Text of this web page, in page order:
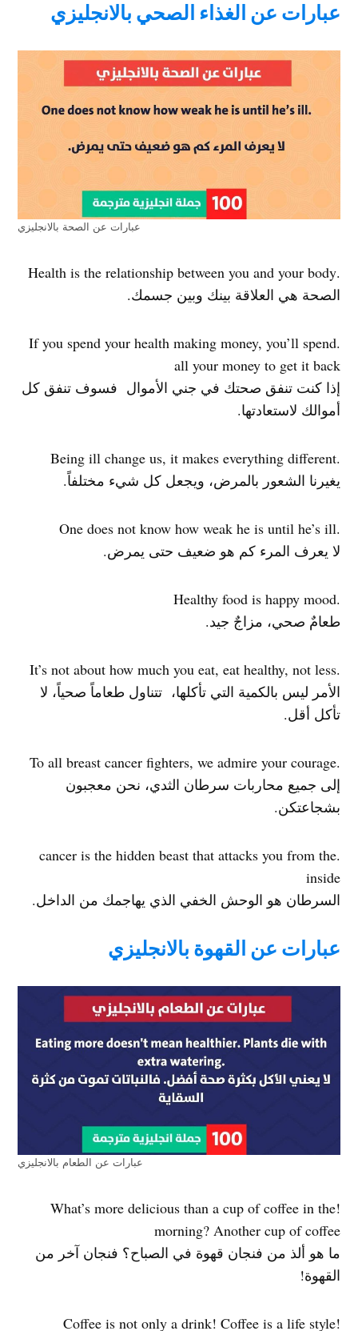
عبارات عن الغذاء الصحي بالانجليزي
عبارات عن الصحة بالانجليزي
.Health is the relationship between you and your body
الصحة هي العلاقة بينك وبين جسمك.
.If you spend your health making money, you’ll spend
all your money to get it back
إذا كنت تنفق صحتك في جني الأموال فسوف تنفق كل
أموالك لاستعادتها.
.Being ill change us, it makes everything different
يغيرنا الشعور بالمرض، ويجعل كل شيء مختلفاً.
.One does not know how weak he is until he’s ill
لا يعرف المرء كم هو ضعيف حتى يمرض.
.Healthy food is happy mood
طعامٌ صحي، مزاجٌ جيد.
.It’s not about how much you eat, eat healthy, not less
الأمر ليس بالكمية التي تأكلها، تتناول طعاماً صحياً، لا
تأكل أقل.
.To all breast cancer fighters, we admire your courage
إلى جميع محاربات سرطان الثدي، نحن معجبون
بشجاعتكن.
.cancer is the hidden beast that attacks you from the
inside
السرطان هو الوحش الخفي الذي يهاجمك من الداخل.
عبارات عن القهوة بالانجليزي
عبارات عن الطعام بالانجليزي
!What’s more delicious than a cup of coffee in the
morning? Another cup of coffee
ما هو ألذ من فنجان قهوة في الصباح؟ فنجان آخر من
القهوة!
!Coffee is not only a drink! Coffee is a life style